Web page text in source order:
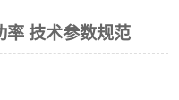
率 技术参数规范
度检测器